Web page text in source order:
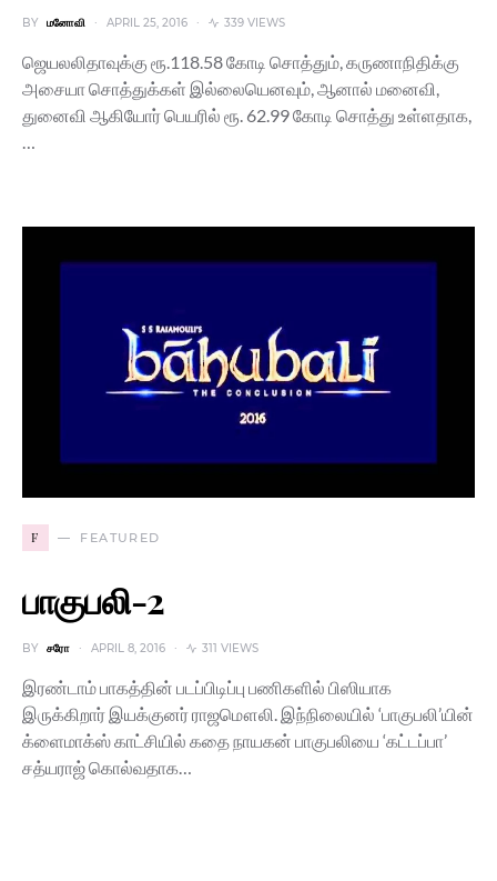
BY மனோவி APRIL 25, 2016 339 VIEWS
ஜெயலலிதாவுக்கு ரூ.118.58 கோடி சொத்தும், கருணாநிதிக்கு
அசையா சொத்துக்கள் இல்லையெனவும், ஆனால் மனைவி,
துனைவி ஆகியோர் பெயரில் ரூ. 62.99 கோடி சொத்து உள்ளதாக,
…
F FEATURED
பாகுபலி-2
BY சரோ APRIL 8, 2016 311 VIEWS
இரண்டாம் பாகத்தின் படப்பிடிப்பு பணிகளில் பிஸியாக
இருக்கிறார் இயக்குனர் ராஜமௌலி. இந்நிலையில் ‘பாகுபலி’யின்
க்ளைமாக்ஸ் காட்சியில் கதை நாயகன் பாகுபலியை ‘கட்டப்பா’
சத்யராஜ் கொல்வதாக…